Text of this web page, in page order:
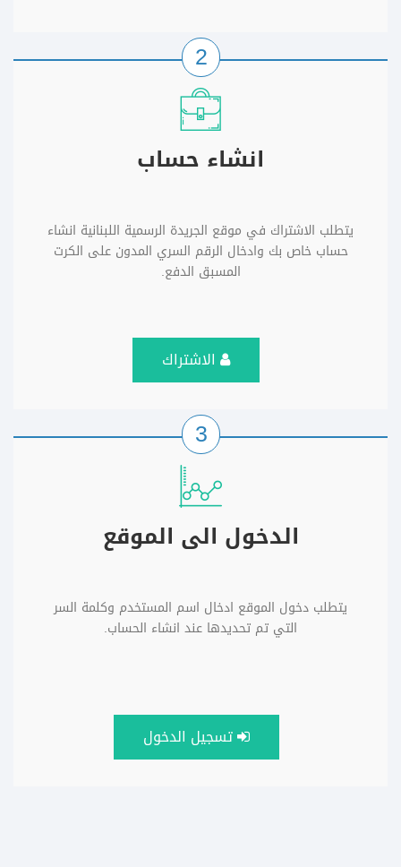
2
انشاء حساب
يتطلب الاشتراك في موقع الجريدة الرسمية اللبنانية انشاء
حساب خاص بك وادخال الرقم السري المدون على الكرت
المسبق الدفع.
الاشتراك
3
الدخول الى الموقع
يتطلب دخول الموقع ادخال اسم المستخدم وكلمة السر
التي تم تحديدها عند انشاء الحساب.
تسجيل الدخول